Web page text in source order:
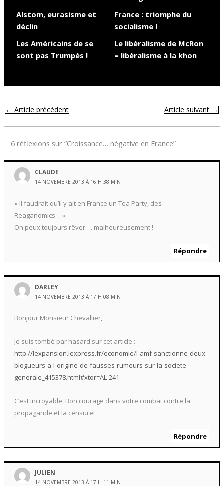
Alstom, eurasisme et
déclin
France : triomphe du
socialisme !
Les Américains de se
sont pas Trumpés !
Le libéralisme de McRon
= libéralisme à la khon
←Article précédent Article suivant→
6 réflexions sur “Croissance… négative en France”
CLAUDE
14 NOVEMBRE 2013 À 16 H 38 MIN
« Il faudrait qu’il y ait en France un Tea Party, des
Reaganomics… »
On peux toujours rêver…. malheureusement !
Répondre
DARLEY
14 NOVEMBRE 2013 À 17 H 08 MIN
Bonjour Monsieur Chevallier,
Je suis tombé par hasard sur cet article :
http://lexpansion.lexpress.fr/economie/l-amf-sanctionne-deux-
blogueurs-a-l-origine-de-fausses-rumeurs-sur-la-societe-
generale_415378.html#xtor=AL-241
C’est incroyable. Bon courage dans votre combat contre la
propagande et la censure!
Répondre
JULIEN
14 NOVEMBRE 2013 À 17 H 11 MIN